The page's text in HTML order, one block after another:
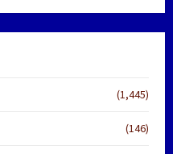
(1,445)
(146)